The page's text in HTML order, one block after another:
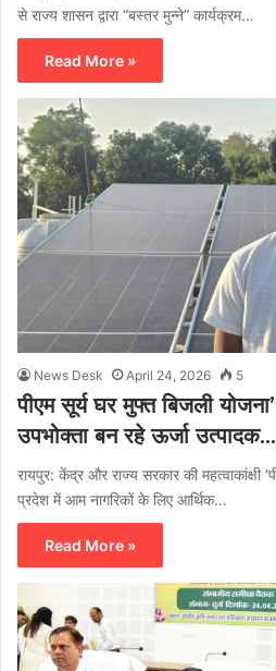
से राज्य शासन द्वारा “बस्तर मुन्ने” कार्यक्रम…
Read More »
News Desk April 24, 2026 5
पीएम सूर्य घर मुफ्त बिजली
उपभोक्ता बन रहे ऊर्जा
रायपुर: केंद्र और राज्य सरकार की महत्वाकांक्षी
प्रदेश में आम नागरिकों के लिए आर्थिक…
Read More »